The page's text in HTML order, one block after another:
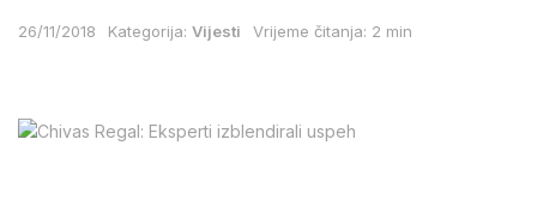
26/11/2018 Kategorija: Vijesti Vrijeme čitanja: 2 min